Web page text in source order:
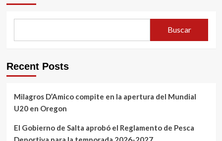
Buscar
Recent Posts
Milagros D’Amico compite en la apertura del Mundial
U20 en Oregon
El Gobierno de Salta aprobó el Reglamento de Pesca